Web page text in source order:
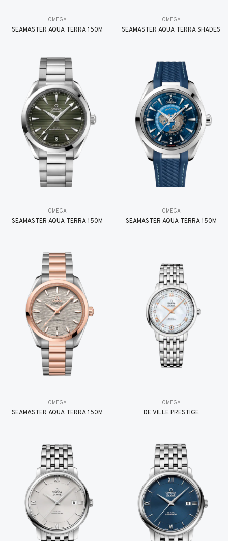
OMEGA
SEAMASTER AQUA TERRA 150M
OMEGA
SEAMASTER AQUA TERRA SHADES
OMEGA
SEAMASTER AQUA TERRA 150M
OMEGA
SEAMASTER AQUA TERRA 150M
OMEGA
SEAMASTER AQUA TERRA 150M
OMEGA
DE VILLE PRESTIGE